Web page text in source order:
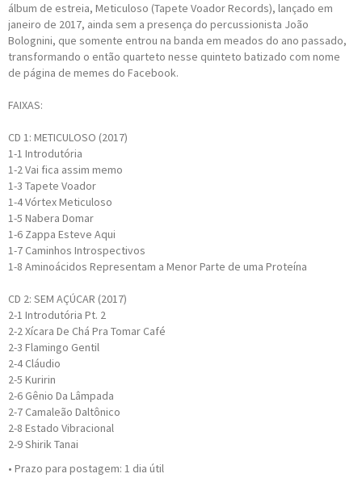
álbum de estreia, Meticuloso (Tapete Voador Records), lançado em
janeiro de 2017, ainda sem a presença do percussionista João
Bolognini, que somente entrou na banda em meados do ano passado,
transformando o então quarteto nesse quinteto batizado com nome
de página de memes do Facebook.
FAIXAS:
CD 1: METICULOSO (2017)
1-1 Introdutória
1-2Vai fica assim memo
1-3 Tapete Voador
1-4Vórtex Meticuloso
1-5 Nabera Domar
1-6 Zappa Esteve Aqui
1-7 Caminhos Introspectivos
1-8 Aminoácidos Representam a Menor Parte de uma Proteína
CD 2: SEM AÇÚCAR (2017)
2-1 Introdutória Pt. 2
2-2Xícara De Chá Pra Tomar Café
2-3 Flamingo Gentil
2-4 Cláudio
2-5 Kuririn
2-6 Gênio Da Lâmpada
2-7 Camaleão Daltônico
2-8 Estado Vibracional
2-9Shirik Tanai
• Prazo para postagem: 1 dia útil